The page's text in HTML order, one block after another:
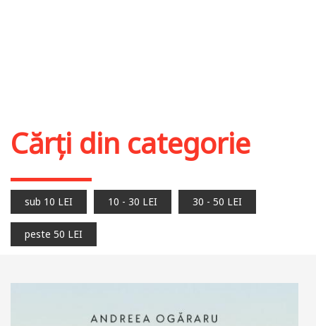
Cărți din categorie
sub 10 LEI 10 - 30 LEI 30 - 50 LEI
peste 50 LEI